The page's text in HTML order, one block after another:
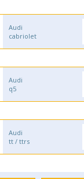
Audi
cabriolet
Audi
q5
Audi
tt / ttrs